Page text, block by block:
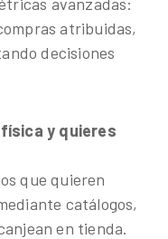
atribuidas,
decisiones
y quieres
que quieren
catálogos,
en tienda.